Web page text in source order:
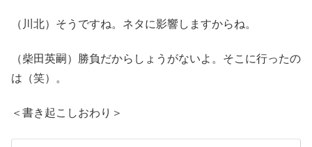
（川北）そうですね。ネタに影響しますからね。
（柴田英嗣）勝負だからしょうがないよ。そこに行ったの
は（笑）。
＜書き起こしおわり＞